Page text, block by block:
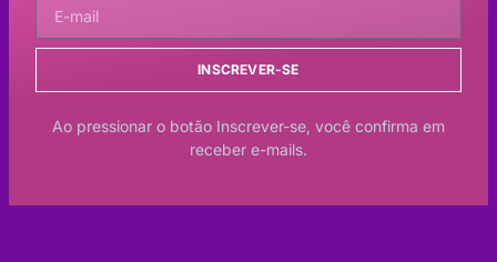
INSCREVER-SE
Ao pressionar o botão Inscrever-se, você confirma em
receber e-mails.